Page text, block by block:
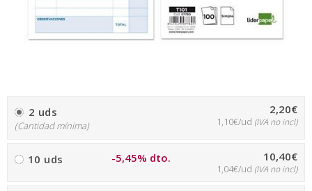
2 uds
(Cantidad mínima)
2,20€
1,10€/ud (IVA no incl)
10 uds -5,45% dto. 10,40€
1,04€/ud (IVA no incl)